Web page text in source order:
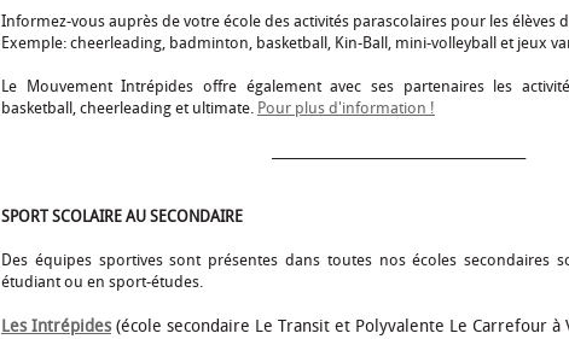
Informez-vous auprès de votre école des activités parascolaires pour les élèves
Exemple: cheerleading, badminton, basketball, Kin-Ball, mini-volleyball et jeux
Le Mouvement Intrépides offre également avec ses partenaires les
basketball, cheerleading et ultimate. Pour plus d'information !
SPORT SCOLAIRE AU SECONDAIRE
Des équipes sportives sont présentes dans toutes nos écoles secondaires
étudiant ou en sport-études.
Les Intrépides (école secondaire Le Transit et Polyvalente Le Carrefour à